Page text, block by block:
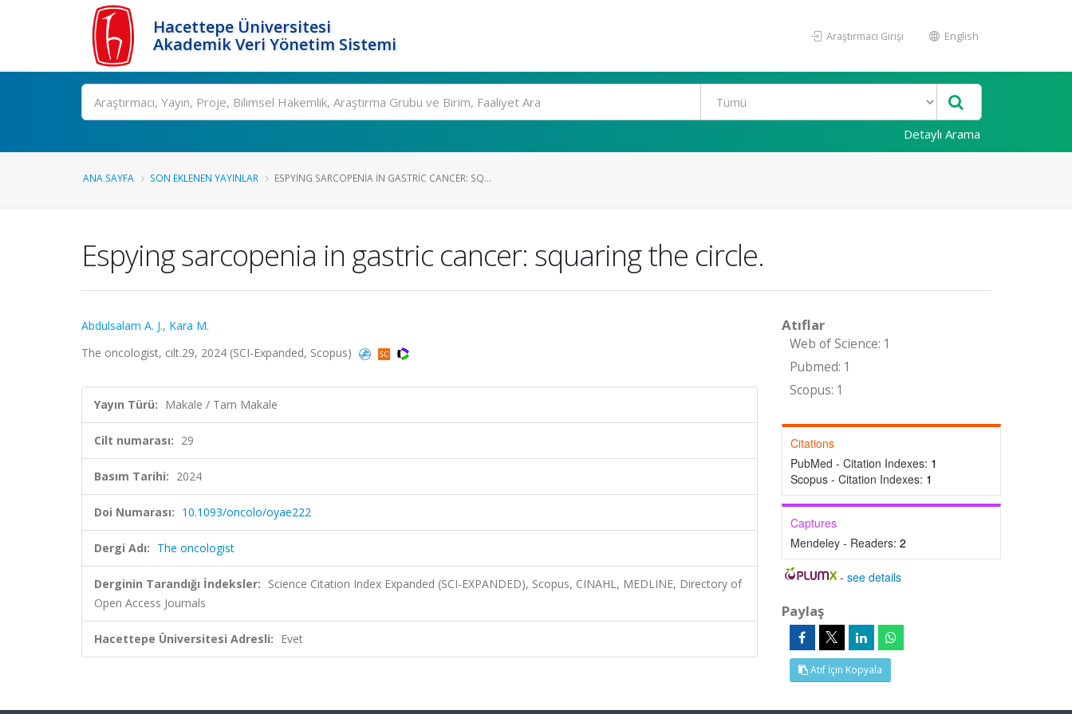
Hacettepe Üniversitesi
Akademik Veri Yönetim Sistemi
Araştırmacı Girişi English
Ara
Detaylı Arama
ANA SAYFA SON EKLENEN YAYINLAR ESPYING SARCOPENIA IN GASTRIC CANCER: SQ...
Espying sarcopenia in gastric cancer: squaring the circle.
Abdulsalam A. J., Kara M.
The oncologist, cilt.29, 2024 (SCI-Expanded, Scopus)
Yayın Türü: Makale / Tam Makale
Cilt numarası: 29
Basım Tarihi: 2024
Doi Numarası: 10.1093/oncolo/oyae222
Dergi Adı: The oncologist
Derginin Tarandığı İndeksler: Science Citation Index Expanded (SCI-EXPANDED), Scopus, CINAHL, MEDLINE, Directory of
Open Access Journals
Hacettepe Üniversitesi Adresli: Evet
Atıflar
Web of Science: 1
Pubmed: 1
Scopus: 1
Citations
PubMed - Citation Indexes: 1
Scopus - Citation Indexes: 1
Captures
Mendeley - Readers: 2
-see details
Paylaş
Atıf İçin Kopyala